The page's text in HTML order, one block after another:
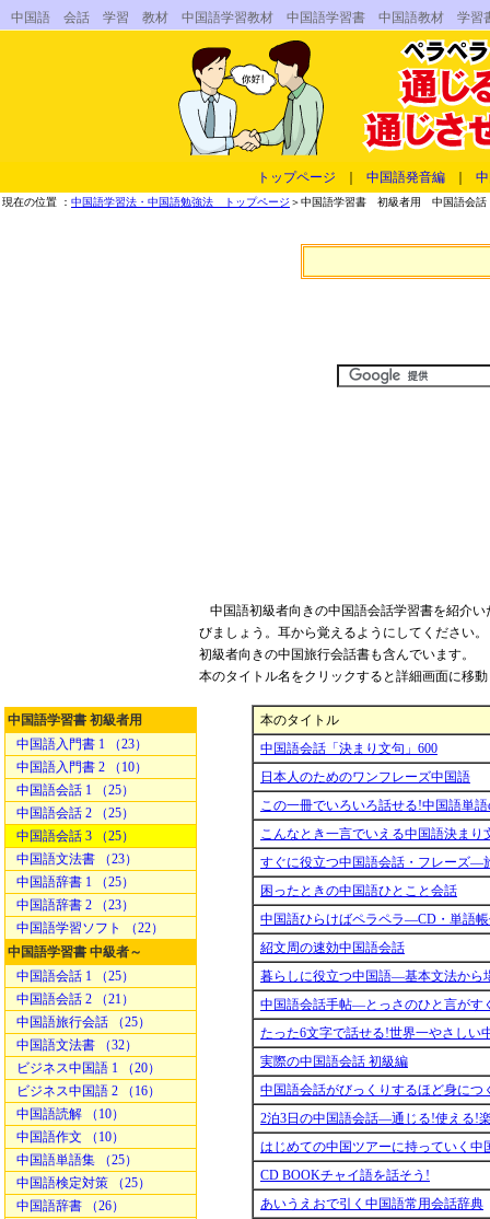
中国語 会話 学習 教材 中国語学習教材 中国語学習書 中国語教材 学習
トップページ 中国語発音編
現在の位置 ： 中国語学習法・中国語勉強法 トップページ ＞中国語学習書 初級者用 中国語会話
中国語初級者向きの中国語会話学習書を紹介
びましょう。耳から覚えるようにしてください。
初級者向きの中国旅行会話書も含んでいます。
本のタイトル名をクリックすると詳細画面に移
中国語学習書 初級者用
中国語入門書 1 （23）
中国語入門書 2 （10）
中国語会話 1 （25）
中国語会話 2 （25）
中国語会話 3 （25）
中国語文法書 （23）
中国語辞書 1 （25）
中国語辞書 2 （23）
中国語学習ソフト （22）
中国語学習書 中級者～
中国語会話 1 （25）
中国語会話 2 （21）
中国語旅行会話 （25）
中国語文法書 （32）
ビジネス中国語 1 （20）
ビジネス中国語 2 （16）
中国語読解 （10）
中国語作文 （10）
中国語単語集 （25）
中国語検定対策 （25）
中国語辞書 （26）
本のタイトル
中国語会話「決まり文句」600
日本人のためのワンフレーズ中国語
この一冊でいろいろ話せる!中国語単
こんなとき一言でいえる中国語決まり
すぐに役立つ中国語会話・フレーズ―
困ったときの中国語ひとこと会話
中国語ひらけばペラペラ―CD・単語
紹文周の速効中国語会話
暮らしに役立つ中国語―基本文法から
中国語会話手帖―とっさのひと言がす
たった6文字で話せる!世界一やさしい
実際の中国語会話 初級編
中国語会話がびっくりするほど身につ
2泊3日の中国語会話―通じる!使える!
はじめての中国ツアーに持っていく中
CD BOOKチャイ語を話そう!
あいうえおで引く中国語常用会話辞典